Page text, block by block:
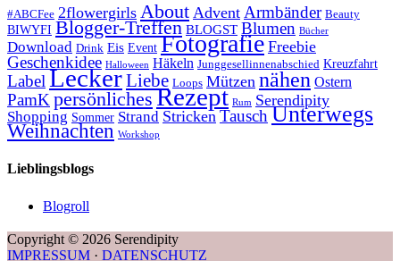
#ABCFee 2flowergirls About Advent Armbänder Beauty
BIWYFI Blogger-Treffen BLOGST Blumen Bücher
Download Drink Eis Event Fotografie Freebie
Geschenkidee Halloween Häkeln Junggesellinnenabschied Kreuzfahrt
LabelLeckerLiebe Loops Mützen nähen Ostern
PamKpersönliches Rezept Rum Serendipity
Shopping Sommer Strand Stricken TauschUnterwegs
Weihnachten Workshop
Lieblingsblogs
Blogroll
Copyright © 2026 Serendipity
IMPRESSUM · DATENSCHUTZ